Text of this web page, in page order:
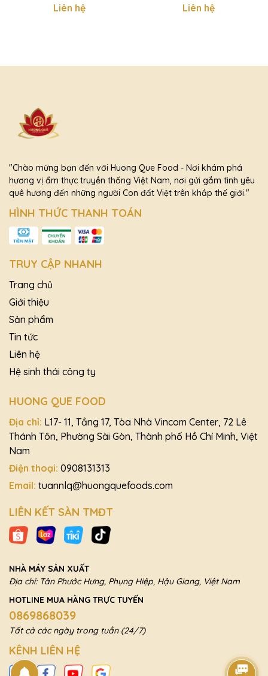
Liên hệ Liên hệ
"Chào mừng bạn đến với Huong Que Food - Nơi khám phá
hương vị ẩm thực truyền thống Việt Nam, nơi gửi gắm tình yêu
quê hương đến những người Con đất Việt trên khắp thế giới."
HÌNH THỨC THANH TOÁN
TRUY CẬP NHANH
Trang chủ
Giới thiệu
Sản phẩm
Tin tức
Liên hệ
Hệ sinh thái công ty
HUONG QUE FOOD
Địa chỉ: L17- 11, Tầng 17, Tòa Nhà Vincom Center, 72 Lê
Thánh Tôn, Phường Sài Gòn, Thành phố Hồ Chí Minh, Việt
Nam
Điện thoại: 0908131313
Email: tuannlq@huongquefoods.com
LIÊN KẾT SÀN TMĐT
NHÀ MÁY SẢN XUẤT
Địa chỉ: Tân Phước Hưng, Phụng Hiệp, Hậu Giang, Việt Nam
HOTLINE MUA HÀNG TRỰC TUYẾN
0869868039
Tất cả các ngày trong tuần (24/7)
KÊNH LIÊN HỆ